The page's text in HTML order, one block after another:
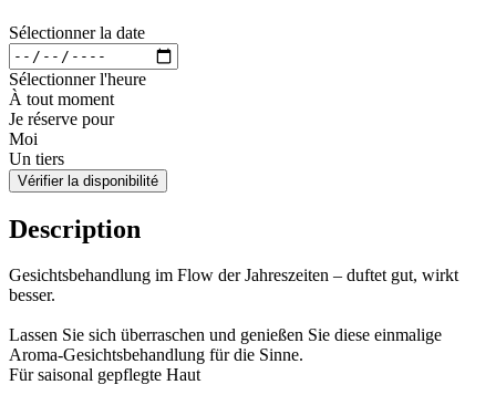
Sélectionner la date
Sélectionner l'heure
À tout moment
Je réserve pour
Moi
Un tiers
Vérifier la disponibilité
Description
Gesichtsbehandlung im Flow der Jahreszeiten – duftet gut, wirkt
besser.
Lassen Sie sich überraschen und genießen Sie diese einmalige
Aroma-Gesichtsbehandlung für die Sinne.
Für saisonal gepflegte Haut